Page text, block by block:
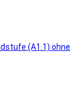
(A1.1) ohne